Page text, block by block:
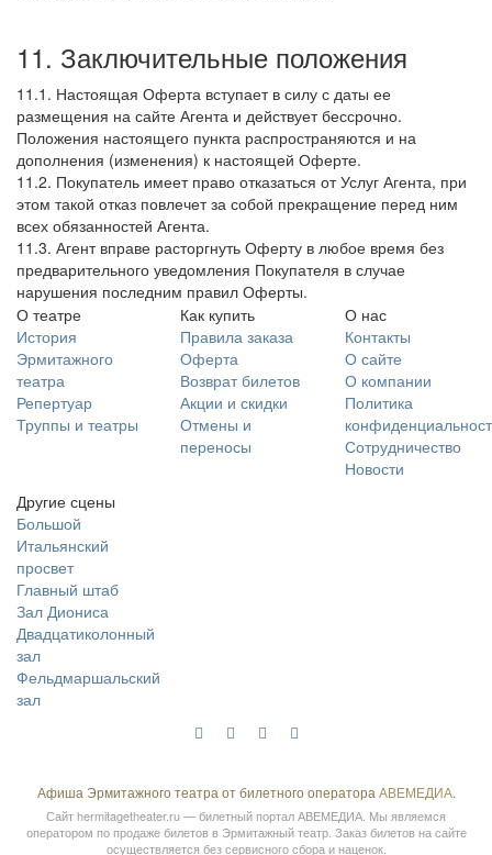
11. Заключительные положения
11.1. Настоящая Оферта вступает в силу с даты ее
размещения на сайте Агента и действует бессрочно.
Положения настоящего пункта распространяются и на
дополнения (изменения) к настоящей Оферте.
11.2. Покупатель имеет право отказаться от Услуг Агента, при
этом такой отказ повлечет за собой прекращение перед ним
всех обязанностей Агента.
11.3. Агент вправе расторгнуть Оферту в любое время без
предварительного уведомления Покупателя в случае
нарушения последним правил Оферты.
О театре
История
Эрмитажного
театра
Репертуар
Труппы и театры
Как купить
Правила заказа
Оферта
Возврат билетов
Акции и скидки
Отмены и
переносы
О нас
Контакты
О сайте
О компании
Политика
Сотрудничество
Новости
Другие сцены
Большой
Итальянский
просвет
Главный штаб
Зал Диониса
Двадцатиколонный
зал
Фельдмаршальский
зал
Афиша Эрмитажного театра от билетного оператора АВЕМЕДИА.
Сайтhermitagetheater.ru— билетный портал АВЕМЕДИА. Мы являемся
оператором по продаже билетов в Эрмитажный театр. Заказ билетов на сайте
осуществляется без сервисного сбора и наценок.